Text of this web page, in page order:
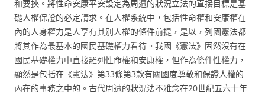
和要挾。將性命安康平安設定為周遭的狀況立法的直接目標是基
礎人權保證的必定請求。在人權系統中，包括性命權和安康權在
內的人身權力是人享有其別人權的條件前提，是以，列國憲法都
將其作為最基本的國民基礎權力看待。我國《憲法》固然沒有在
國民基礎權力中直接羅列性命權和安康權，但作為條件性權力，
顯然是包括在《憲法》第33條第3款有關國度尊敬和保證人權的
內在的事務之中的。古代周遭的狀況法不雅念在20世紀五六十年